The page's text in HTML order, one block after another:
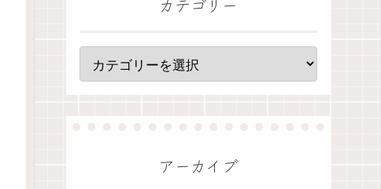
カテゴリー
アーカイブ